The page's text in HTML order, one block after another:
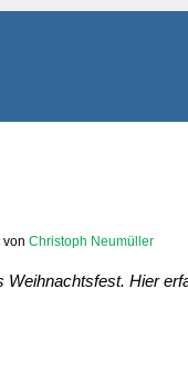
von Christoph Neumüller
Weihnachtsfest. Hier